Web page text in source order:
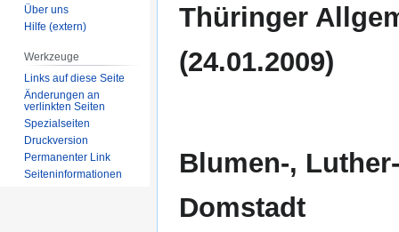
Thüringer
(24.01.2009)
Blumen-,
Domstadt
Über uns
Hilfe (extern)
Werkzeuge
Links auf diese Seite
Änderungen an
verlinkten Seiten
Spezialseiten
Druckversion
Permanenter Link
Seiten­informationen